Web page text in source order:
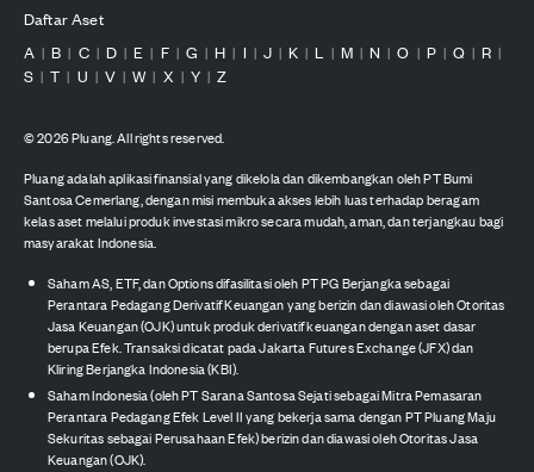
Daftar Aset
A | B | C | D | E | F | G | H | I | J | K | L | M | N | O | P | Q | R |
S | T | U | V | W | X | Y | Z
©2026Pluang. All rights reserved.
Pluang adalah aplikasi finansial yang dikelola dan dikembangkan oleh PT Bumi
Santosa Cemerlang, dengan misi membuka akses lebih luas terhadap beragam
kelas aset melalui produk investasi mikro secara mudah, aman, dan terjangkau bagi
masyarakat Indonesia.
Saham AS, ETF, dan Options difasilitasi oleh PT PG Berjangka sebagai
Perantara Pedagang Derivatif Keuangan yang berizin dan diawasi oleh Otoritas
Jasa Keuangan (OJK) untuk produk derivatif keuangan dengan aset dasar
berupa Efek. Transaksi dicatat pada Jakarta Futures Exchange (JFX) dan
Kliring Berjangka Indonesia (KBI).
Saham Indonesia (oleh PT Sarana Santosa Sejati sebagai Mitra Pemasaran
Perantara Pedagang Efek Level II yang bekerja sama dengan PT Pluang Maju
Sekuritas sebagai Perusahaan Efek) berizin dan diawasi oleh Otoritas Jasa
Keuangan (OJK).